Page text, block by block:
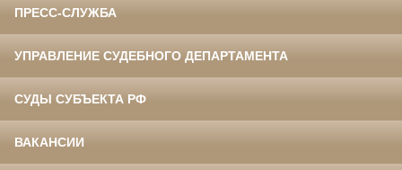
ПРЕСС-СЛУЖБА
УПРАВЛЕНИЕ СУДЕБНОГО ДЕПАРТАМЕНТА
СУДЫ СУБЪЕКТА РФ
ВАКАНСИИ